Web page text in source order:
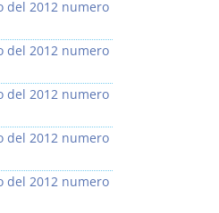
del 2012 numero
del 2012 numero
del 2012 numero
del 2012 numero
del 2012 numero
Rapporto e
relazione giuridica
D. Minussi
Versione ebook
(iva incl.)